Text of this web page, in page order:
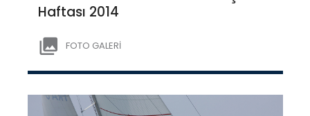
Haftası 2014
FOTO GALERİ